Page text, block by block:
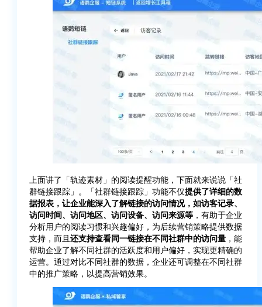
上面讲了「轨迹素材」的阅读提醒功能，下面就来说说「社
群链接跟踪」。「社群链接跟踪」功能不仅提供了详细的数
据报表，让企业能深入了解链接的访问情况，如访客记录、
访问时间、访问地区、访问设备、访问来源等 ，有助于企业
分析用户的阅读习惯和兴趣偏好，为后续营销策略提供数据
支持，而且还支持查看同一链接在不同社群中的访问量 ，能
帮助企业了解不同社群的活跃度和用户偏好，实现更精确的
运营。通过对比不同社群的数据，企业还可调整在不同社群
中的推广策略，以提高营销效果。